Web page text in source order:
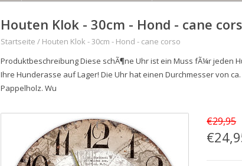
Houten Klok - 30cm - Hond - cane
Startseite / Houten Klok - 30cm - Hond - cane corso
Produktbeschreibung Diese schÃ¶ne Uhr ist ein Muss fÃ¼r jeden
Ihre Hunderasse auf Lager! Die Uhr hat einen Durchmesser von
Pappelholz. Wu
€29,95